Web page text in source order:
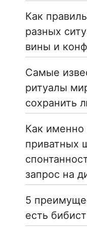
Как
разных
вины и
Самые
ритуалы
сохранить
Как именно
приватных
запрос на
5
есть